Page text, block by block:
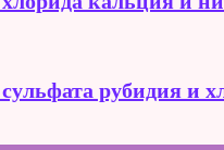
рубидия и